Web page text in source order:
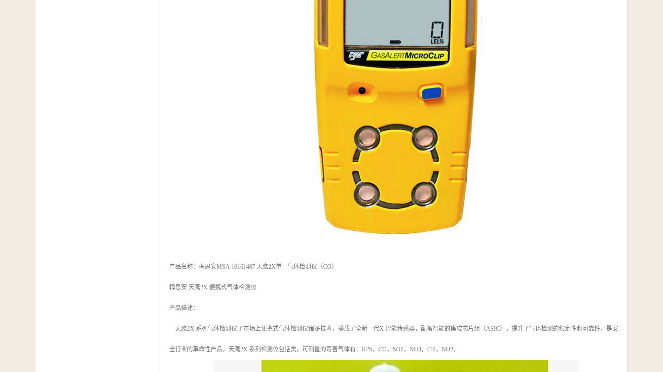
产品名称：梅思安MSA 10161487 天鹰2X单一气体检测仪（CO）
梅思安 天鹰2X 便携式气体检测仪
产品描述：
天鹰2X 系列气体检测仪了市场上便携式气体检测仪诸多技术，搭载了全新一代X 智能传感器，配备智能的集成芯片组（ASIC），提升了气体检测的稳定性和可靠性，是安
全行业的革命性产品。天鹰2X 系列检测仪包括类，可测量的毒害气体有：H2S，CO，SO2，NH3，Cl2，NO2。